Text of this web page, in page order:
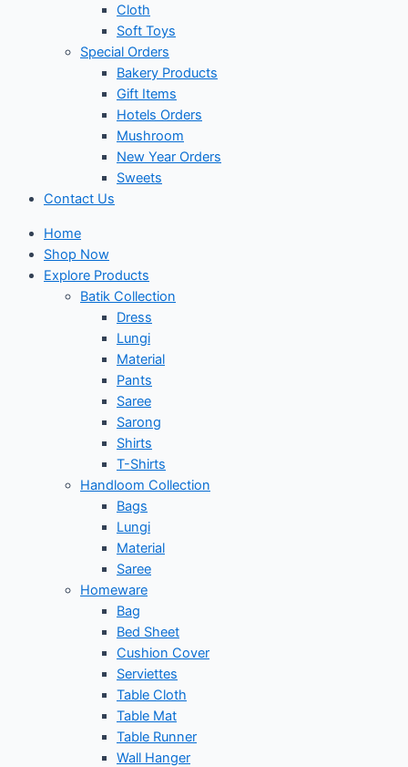
Cloth
Soft Toys
Special Orders
Bakery Products
Gift Items
Hotels Orders
Mushroom
New Year Orders
Sweets
Contact Us
Home
Shop Now
Explore Products
Batik Collection
Dress
Lungi
Material
Pants
Saree
Sarong
Shirts
T-Shirts
Handloom Collection
Bags
Lungi
Material
Saree
Homeware
Bag
Bed Sheet
Cushion Cover
Serviettes
Table Cloth
Table Mat
Table Runner
Wall Hanger